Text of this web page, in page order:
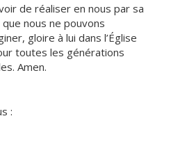
de réaliser en nous par sa
nous ne pouvons
gloire à lui dans l’Église
toutes les générations
Amen.
: